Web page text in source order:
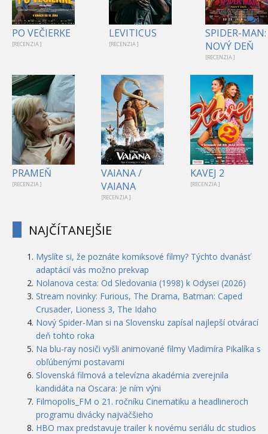
PO VEČIERKE
[RECENZIA ]
LEVITICUS
[RECENZIA ]
1
SPIDER-MAN:
NOVÝ DEŇ
[RECENZIA ]
PRAMEŇ
[RECENZIA ]
VAIANA /
VAIANA
[RECENZIA ]
KAVEJ 2
[RECENZIA ]
NAJČÍTANEJŠIE
Myslíte si, že poznáte komiksové filmy? Týchto dvanásť
adaptácií vás možno prekvap
Nolanova cesta: Od Sledovania (1998) k Odysei (2026)
Stream novinky: Furious, The Drama, Batman: Caped
Crusader, Lioness 3, The Idaho
Nový Spider-Man si na Slovensku zapísal najlepší otvárací
deň tohto roka
Na blu-ray nosiči vyšli animované filmy Vladimíra Pikalíka s
obľúbenými postavami
Slovenská filmová a televízna akadémia zverejnila
kandidáta na Oscara: Je ním výni
Filmopolis_FM o 21. ročníku Cinematiku a headlineroch
programu divácky najväčšieho
HBO max predstavuje trailer k novému seriálu dc studios